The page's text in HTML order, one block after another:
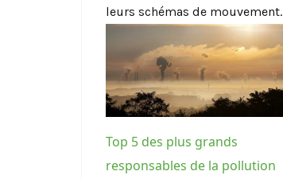
leurs schémas de mouvement.
Top 5 des plus grands
responsables de la pollution